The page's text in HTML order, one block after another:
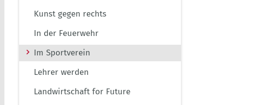
Kunst gegen rechts
In der Feuerwehr
Im Sportverein
Lehrer werden
Landwirtschaft for Future